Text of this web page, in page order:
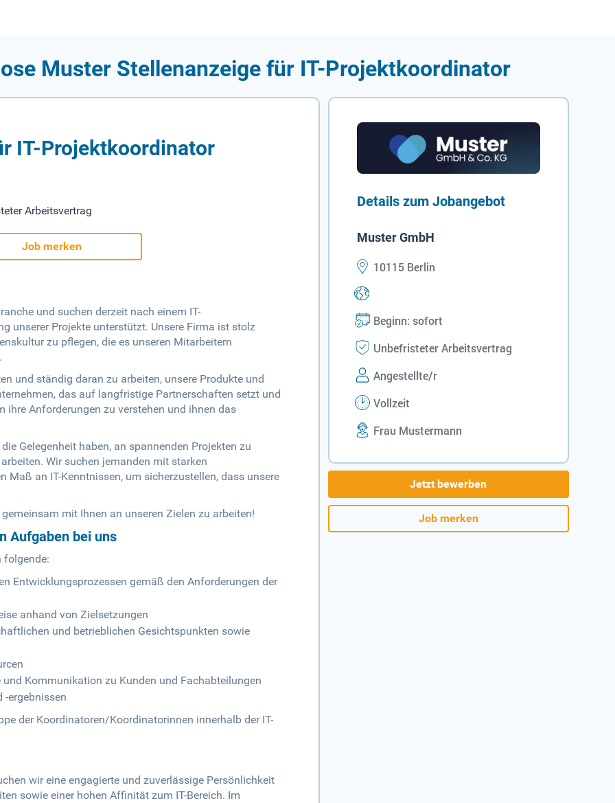
Muster Stellenanzeige für IT-Projektkoordinator
IT-Projektkoordinator
Arbeitsvertrag
Job merken
und suchen derzeit nach einem IT-
unserer Projekte unterstützt. Unsere Firma ist stolz
zu pflegen, die es unseren Mitarbeitern
und ständig daran zu arbeiten, unsere Produkte und
das auf langfristige Partnerschaften setzt und
ihre Anforderungen zu verstehen und ihnen das
Gelegenheit haben, an spannenden Projekten zu
Wir suchen jemanden mit starken
an IT-Kenntnissen, um sicherzustellen, dass unsere
mit Ihnen an unseren Zielen zu arbeiten!
Aufgaben bei uns
folgende:
Entwicklungsprozessen gemäß den Anforderungen der
anhand von Zielsetzungen
und betrieblichen Gesichtspunkten sowie
Kommunikation zu Kunden und Fachabteilungen
ergebnissen
der Koordinatoren/Koordinatorinnen innerhalb der IT-
wir eine engagierte und zuverlässige Persönlichkeit
sowie einer hohen Affinität zum IT-Bereich. Im
Details zum Jobangebot
Muster GmbH
10115 Berlin
Beginn: sofort
Unbefristeter Arbeitsvertrag
Angestellte/r
Vollzeit
Frau Mustermann
Jetzt bewerben
Job merken